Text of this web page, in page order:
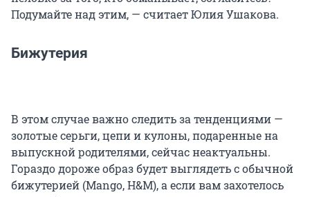
Подумайте над этим, — считает Юлия Ушакова.
Бижутерия
В этом случае важно следить за тенденциями —
золотые серьги, цепи и кулоны, подаренные на
выпускной родителями, сейчас неактуальны.
Гораздо дороже образ будет выглядеть с обычной
бижутерией (Mango, H&M), а если вам захотелось